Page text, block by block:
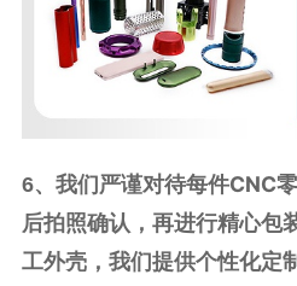
6、 我们严谨对待每件CNC
后拍照确认，再进行精心包
工外壳，我们提供个性化定